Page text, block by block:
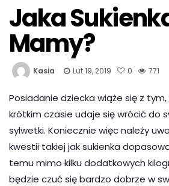
Jaka
Mamy?
Kasia Lut 19, 2019 0 771
Posiadanie dziecka wiąże się z
krótkim czasie udaje się wrócić do
sylwetki. Koniecznie więc należy
kwestii takiej jak sukienka
temu mimo kilku dodatkowych
będzie czuć się bardzo dobrze w